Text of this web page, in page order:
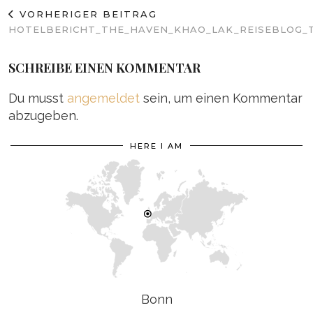
VORHERIGER BEITRAG
SCHREIBE EINEN KOMMENTAR
Du musst angemeldet sein, um einen Kommentar
abzugeben.
HERE I AM
Bonn